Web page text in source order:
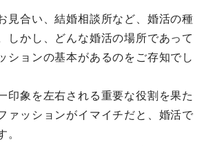
見合い、結婚相談所など、婚活の種
しかし、どんな婚活の場所であって
ションの基本があるのをご存知でし
印象を左右される重要な役割を果た
ァッションがイマイチだと、婚活で
。